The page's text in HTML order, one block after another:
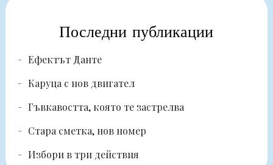
Последни публикации
Ефектът Данте
Каруца с нов двигател
Гъвкавостта, която те застрелва
Стара сметка, нов номер
Избори в три действия